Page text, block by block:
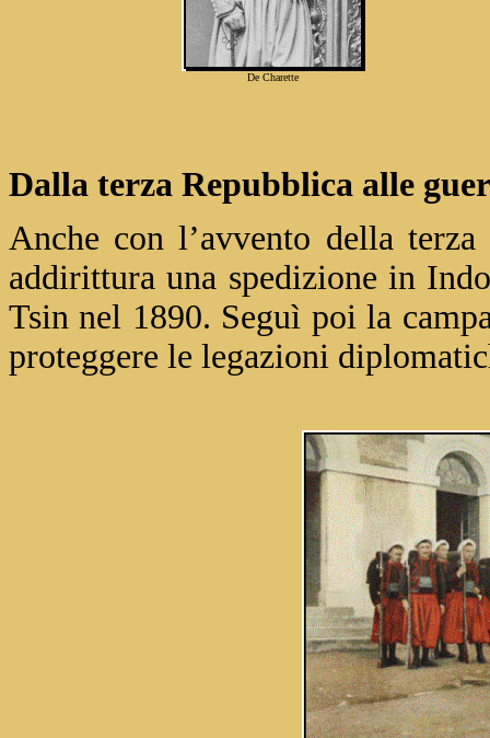
De Charette
Dalla terza Repubblica alle
Anche con l’avvento della
addirittura una spedizione in
Tsin nel 1890. Seguì poi la
proteggere le legazioni